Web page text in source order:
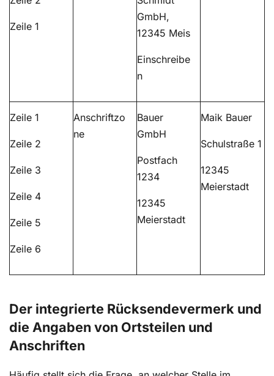
Zeile 1
GmbH,
12345 Meis
Einschreibe
n
Zeile 1
Zeile 2
Zeile 3
Zeile 4
Zeile 5
Zeile 6
Anschriftzo
ne
Bauer
GmbH
Postfach
1234
12345
Meierstadt
Maik Bauer
Schulstraße 1
12345
Meierstadt
Der integrierte Rücksendevermerk und
die Angaben von Ortsteilen und
Anschriften